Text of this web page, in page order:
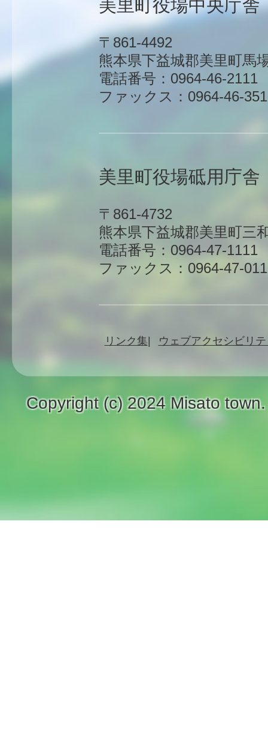
美里町役場中央庁舎
〒861-4492
熊本県下益城郡美里町馬
電話番号：0964-46-2111
ファックス：0964-46-
美里町役場砥用庁舎
〒861-4732
熊本県下益城郡美里町三
電話番号：0964-47-1111
ファックス：0964-47-
リンク集 ウェブアクセシビリ
Copyright (c) 2024 Misato